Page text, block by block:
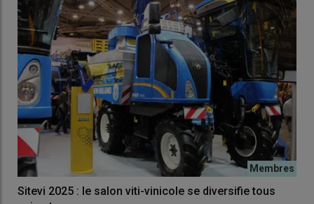
Sitevi 2025 : le salon viti-vinicole se diversifie tous